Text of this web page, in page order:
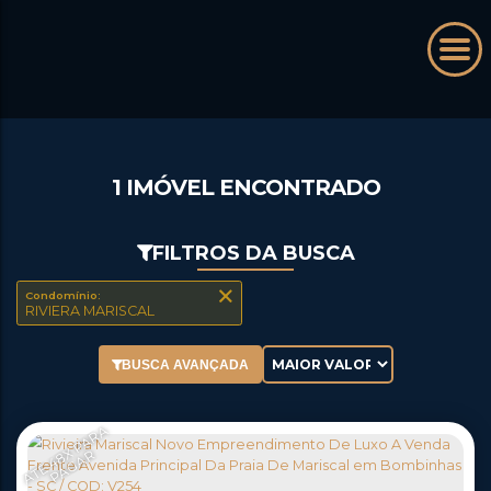
1 IMÓVEL ENCONTRADO
FILTROS DA BUSCA
Condomínio:
RIVIERA MARISCAL
BUSCA AVANÇADA